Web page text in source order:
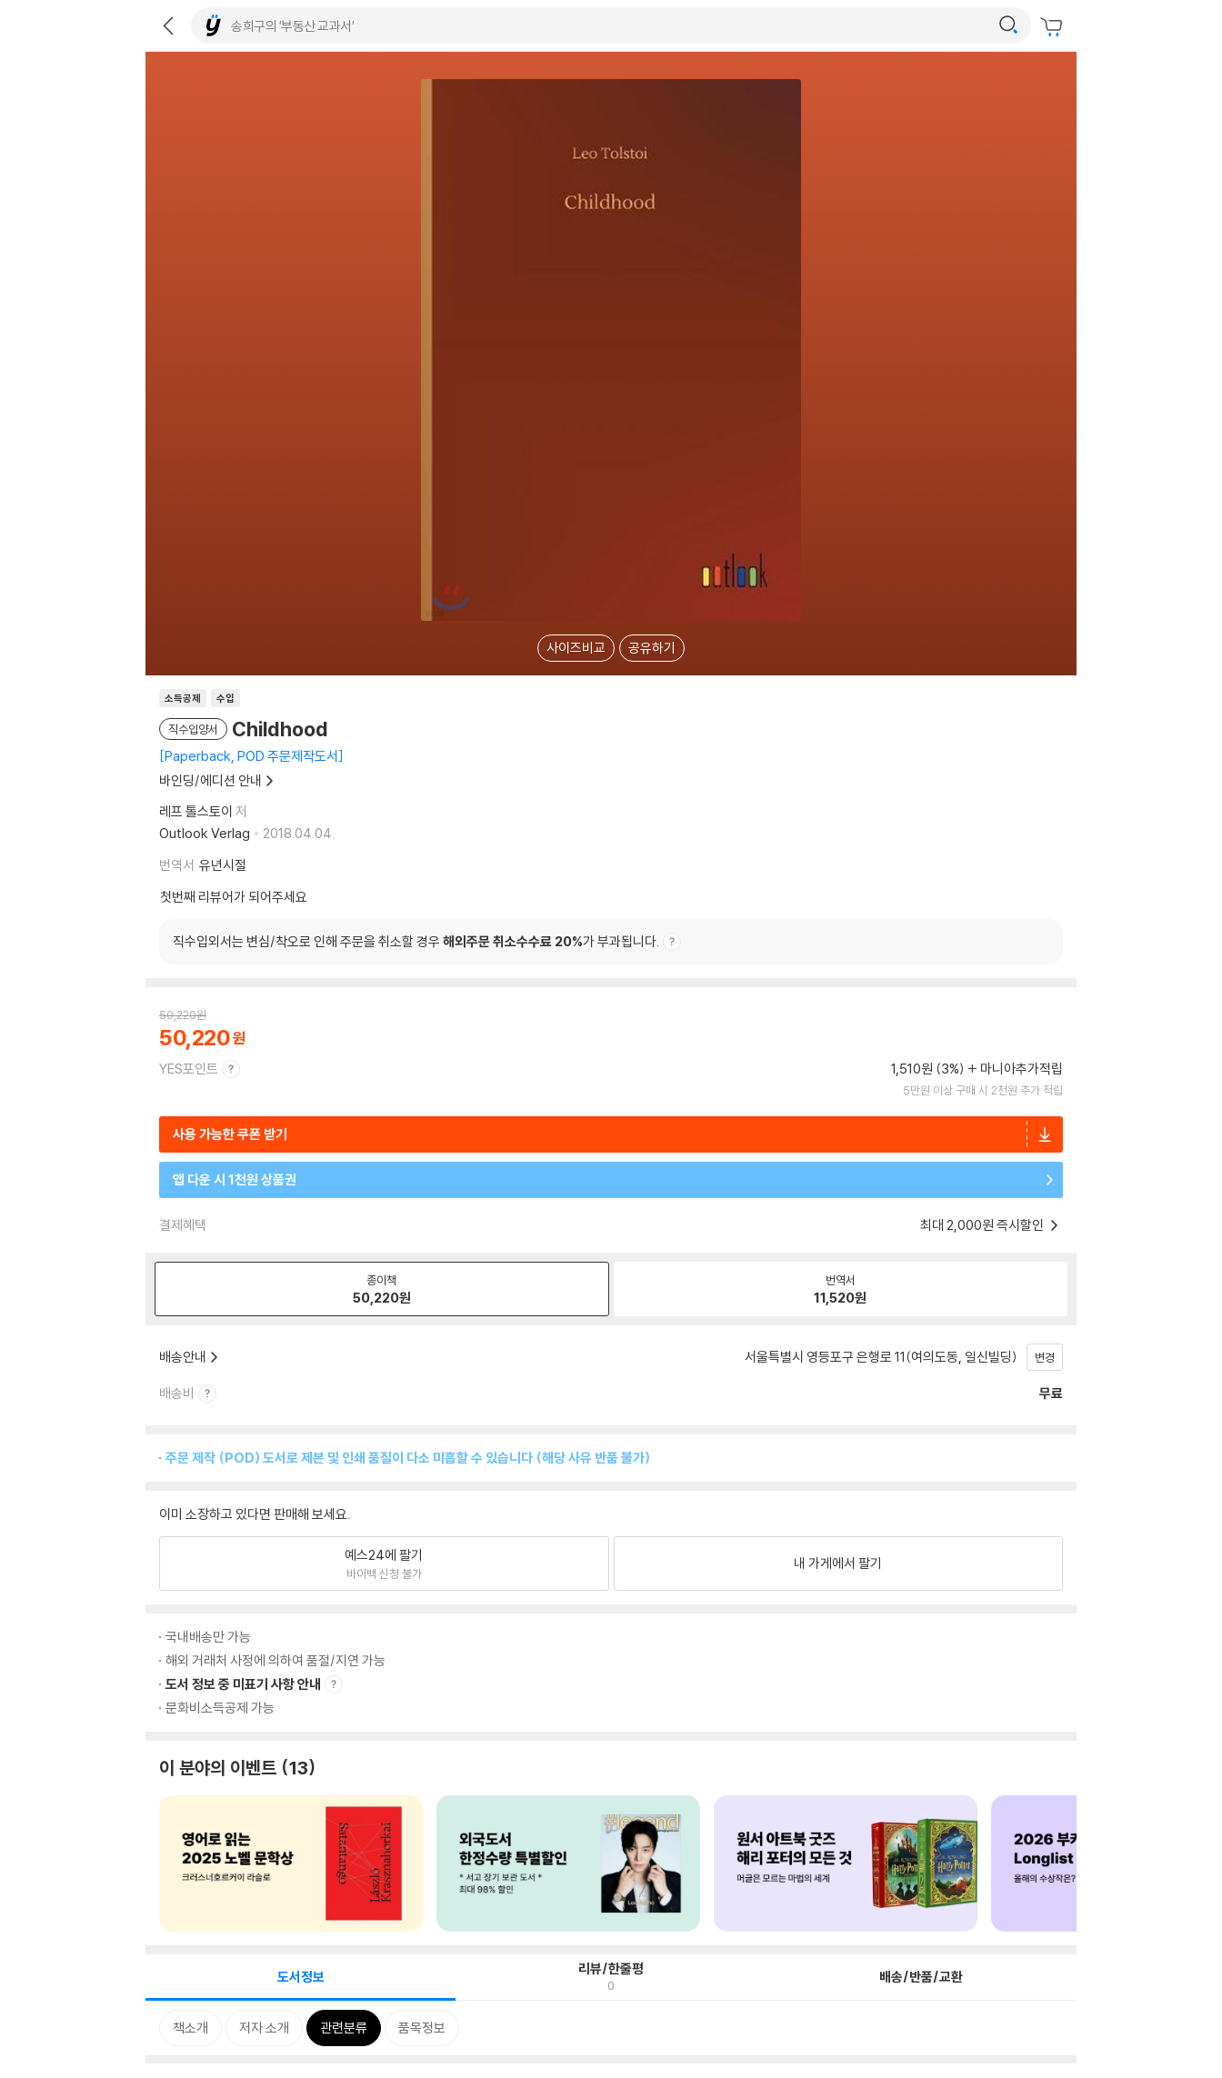
사이즈비교 공유하기
소득공제 수입
직수입양서 Childhood
Paperback, POD 주문제작도서
바인딩/에디션 안내
레프 톨스토이 저
Outlook Verlag
2018.04.04.
번역서 유년시절
첫번째 리뷰어가 되어주세요
직수입외서는 변심/착오로 인해 주문을 취소할 경우 해외주문 취소수수료 20%가 부과됩니다.
50,220원
50,220
YES포인트 1,510원 (3%) 마니아추가적립
5만원 이상 구매 시 2천원 추가 적립
사용 가능한 쿠폰 받기
앱 다운 시 1천원 상품권
결제혜택 최대 2,000원 즉시할인
종이책
50,220원
번역서
11,520원
배송안내 서울특별시 영등포구 은행로 11(여의도동, 일신빌딩) 변경
배송비 무료
주문 제작 (POD) 도서로 제본 및 인쇄 품질이 다소 미흡할 수 있습니다 (해당 사유 반품 불가)
이미 소장하고 있다면 판매해 보세요.
예스24에 팔기
바이백 신청 불가
내 가게에서 팔기
국내배송만 가능
해외 거래처 사정에 의하여 품절/지연 가능
도서 정보 중 미표기 사항 안내
문화비소득공제 가능
이 분야의 이벤트 13
도서정보 리뷰/한줄평
0 배송/반품/교환
책소개 저자 소개 관련분류 품목정보